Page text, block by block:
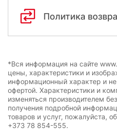
Политика
*Вся информация на сайте
цены, характеристики и
информационный характер и
офертой. Характеристики и
изменяться производителем
получения подробной
товаров и услуг, пожалуйста,
+373 78 854-555.